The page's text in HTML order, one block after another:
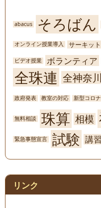
abacus そろばん
オンライン授業導入 サーキット
ビデオ授業 ボランティア
全珠連 全神奈川
政府発表 教室の対応 新型コロ
無料相談 珠算 相模
緊急事態宣言 試験 講習
リンク